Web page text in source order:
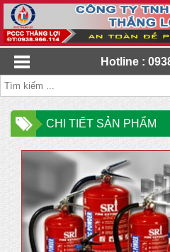
Hotline :
CHI TIẾT SẢN PHẨM